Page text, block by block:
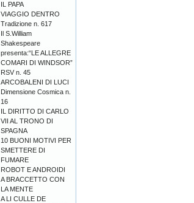
IL PAPA
VIAGGIO DENTRO
Tradizione n. 617
Il S.William
Shakespeare
presenta:“LE ALLEGRE
COMARI DI WINDSOR”
RSV n. 45
ARCOBALENI DI LUCI
Dimensione Cosmica n.
16
IL DIRITTO DI CARLO
VII AL TRONO DI
SPAGNA
10 BUONI MOTIVI PER
SMETTERE DI
FUMARE
ROBOT E ANDROIDI
A BRACCETTO CON
LA MENTE
A LI CULLE DE